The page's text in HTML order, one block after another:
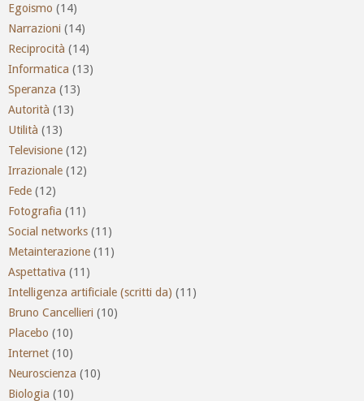
Egoismo (14)
Narrazioni (14)
Reciprocità (14)
Informatica (13)
Speranza (13)
Autorità (13)
Utilità (13)
Televisione (12)
Irrazionale (12)
Fede (12)
Fotografia (11)
Social networks (11)
Metainterazione (11)
Aspettativa (11)
Intelligenza artificiale (scritti da) (11)
Bruno Cancellieri (10)
Placebo (10)
Internet (10)
Neuroscienza (10)
Biologia (10)